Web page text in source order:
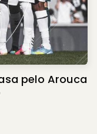
pelo Arouca